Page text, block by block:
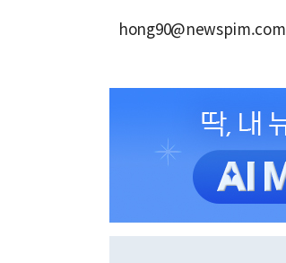
hong90@newspim.com